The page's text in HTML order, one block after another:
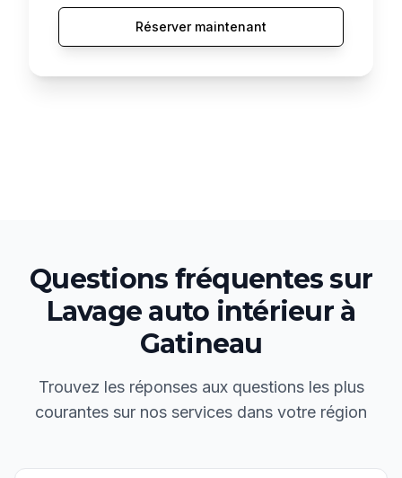
Réserver maintenant
Questions fréquentes sur
Lavage auto intérieurà
Gatineau
Trouvez les réponses aux questions les plus
courantes sur nos services dans votre région